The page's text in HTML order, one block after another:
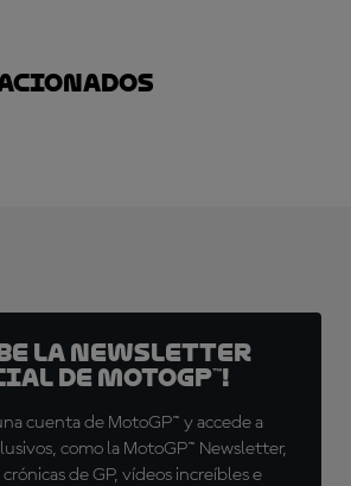
la Newsletter
de MotoGP™!
cuenta de MotoGP™ y accede a
como la MotoGP™ Newsletter,
de GP, vídeos increíbles e